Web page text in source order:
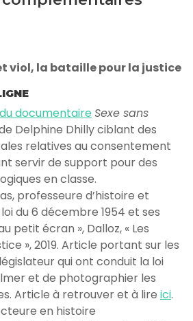
viol, la bataille pour la justice
documentaireSexe sans
Delphine Dhilly ciblant des
relatives au consentement
servir de support pour des
en classe.
professeure d’histoire et
loi du 6 décembre 1954 et ses
petit écran », Dalloz, « Les
», 2019. Article portant sur les
qui ont conduit la loi
et de photographier les
Article à retrouver et à lire ici.
en histoire